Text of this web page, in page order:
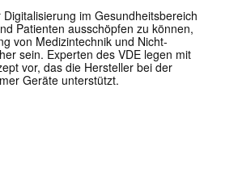
im Gesundheitsbereich
Patienten ausschöpfen zu können,
von Medizintechnik und Nicht-
sein. Experten des VDE legen mit
vor, das die Hersteller bei der
Geräte unterstützt.